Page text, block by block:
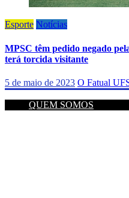
Esporte Notícias
MPSC têm pedido negado
terá torcida visitante
5 de maio de 2023 O Fatual
QUEM SOMOS